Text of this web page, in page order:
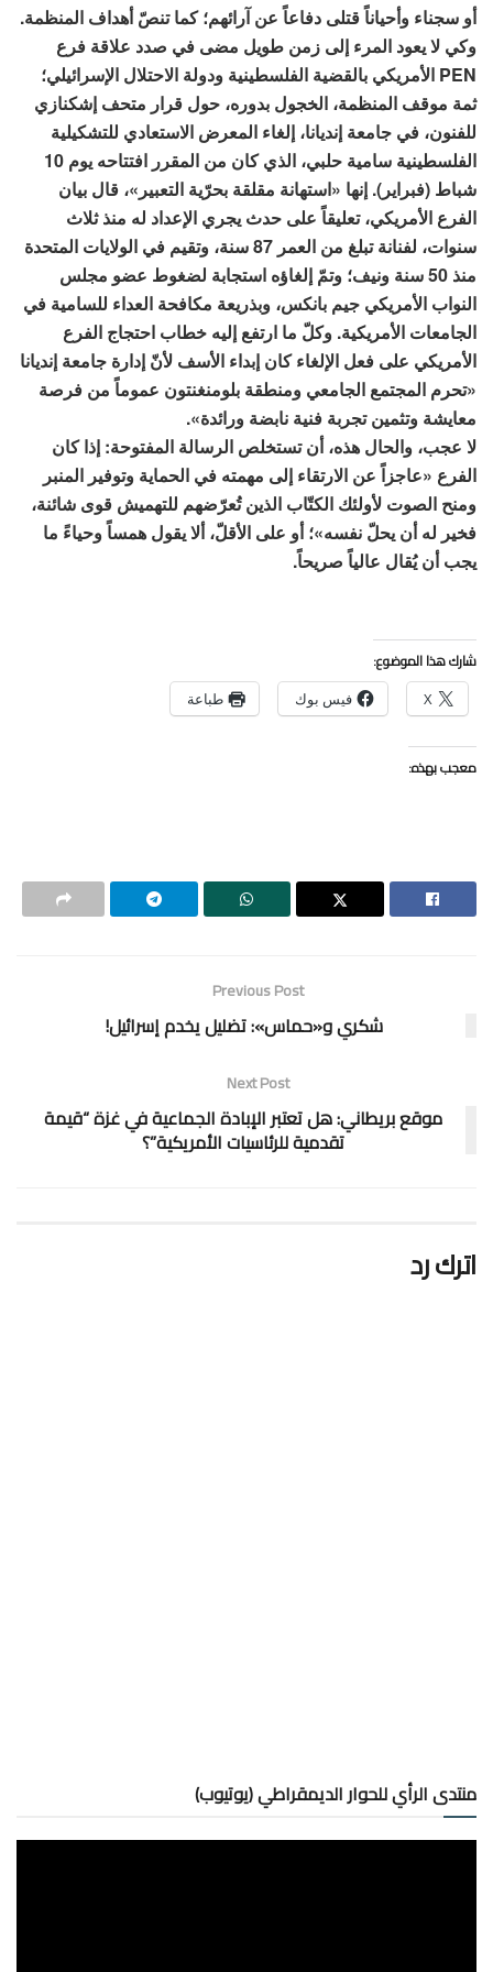
أو سجناء وأحياناً قتلى دفاعاً عن آرائهم؛ كما تنصّ أهداف المنظمة.
وكي لا يعود المرء إلى زمن طويل مضى في صدد علاقة فرع
PEN الأمريكي بالقضية الفلسطينية ودولة الاحتلال الإسرائيلي؛
ثمة موقف المنظمة، الخجول بدوره، حول قرار متحف إشكنازي
للفنون، في جامعة إنديانا، إلغاء المعرض الاستعادي للتشكيلية
الفلسطينية سامية حلبي، الذي كان من المقرر افتتاحه يوم 10
شباط (فبراير). إنها «استهانة مقلقة بحرّية التعبير»، قال بيان
الفرع الأمريكي، تعليقاً على حدث يجري الإعداد له منذ ثلاث
سنوات، لفنانة تبلغ من العمر 87 سنة، وتقيم في الولايات المتحدة
منذ 50 سنة ونيف؛ وتمّ إلغاؤه استجابة لضغوط عضو مجلس
النواب الأمريكي جيم بانكس، وبذريعة مكافحة العداء للسامية في
الجامعات الأمريكية. وكلّ ما ارتفع إليه خطاب احتجاج الفرع
الأمريكي على فعل الإلغاء كان إبداء الأسف لأنّ إدارة جامعة إنديانا
«تحرم المجتمع الجامعي ومنطقة بلومنغنتون عموماً من فرصة
معايشة وتثمين تجربة فنية نابضة ورائدة».
لا عجب، والحال هذه، أن تستخلص الرسالة المفتوحة: إذا كان
الفرع «عاجزاً عن الارتقاء إلى مهمته في الحماية وتوفير المنبر
ومنح الصوت لأولئك الكتّاب الذين تُعرّضهم للتهميش قوى شائنة،
فخير له أن يحلّ نفسه»؛ أو على الأقلّ، ألا يقول همساً وحياءً ما
يجب أن يُقال عالياً صريحاً.
شارك هذا الموضوع:
X فيس بوك طباعة
معجب بهذه:
Previous Post
شكري و«حماس»: تضليل يخدم إسرائيل!
Next Post
موقع بريطاني: هل تعتبر الإبادة الجماعية في غزة “قيمة
تقدمية للرئاسيات الأمريكية”؟
اترك رد
منتدى الرأي للحوار الديمقراطي (يوتيوب)